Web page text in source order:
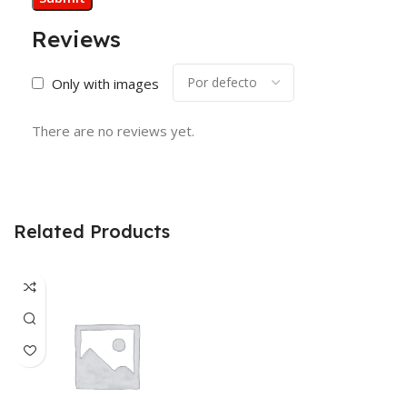
Reviews
Only with images
There are no reviews yet.
Related Products